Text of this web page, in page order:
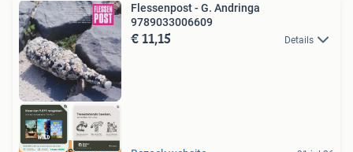
Flessenpost - G. Andringa
9789033006609
€ 11,15 Details